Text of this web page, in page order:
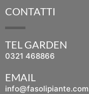
CONTATTI
TEL GARDEN
0321 468866
EMAIL
info@fasolipiante.com